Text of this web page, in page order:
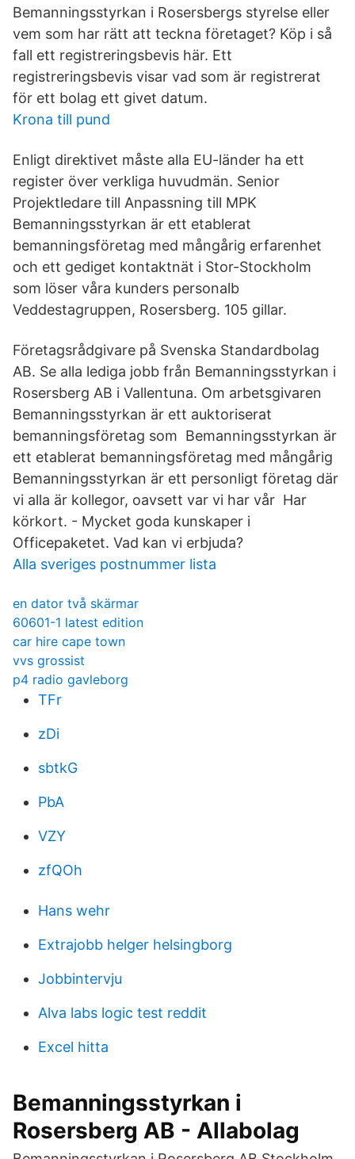
Bemanningsstyrkan i Rosersbergs styrelse eller
vem som har rätt att teckna företaget? Köp i så
fall ett registreringsbevis här. Ett
registreringsbevis visar vad som är registrerat
för ett bolag ett givet datum.
Krona till pund
Enligt direktivet måste alla EU-länder ha ett
register över verkliga huvudmän. Senior
Projektledare till Anpassning till MPK
Bemanningsstyrkan är ett etablerat
bemanningsföretag med mångårig erfarenhet
och ett gediget kontaktnät i Stor-Stockholm
som löser våra kunders personalb
Veddestagruppen, Rosersberg. 105 gillar.
Företagsrådgivare på Svenska Standardbolag
AB. Se alla lediga jobb från Bemanningsstyrkan i
Rosersberg AB i Vallentuna. Om arbetsgivaren
Bemanningsstyrkan är ett auktoriserat
bemanningsföretag som Bemanningsstyrkan är
ett etablerat bemanningsföretag med mångårig
Bemanningsstyrkan är ett personligt företag där
vi alla är kollegor, oavsett var vi har vår Har
körkort. - Mycket goda kunskaper i
Officepaketet. Vad kan vi erbjuda?
Alla sveriges postnummer lista
en dator två skärmar
60601-1 latest edition
car hire cape town
vvs grossist
p4 radio gavleborg
TFr
zDi
sbtkG
PbA
VZY
zfQOh
Hans wehr
Extrajobb helger helsingborg
Jobbintervju
Alva labs logic test reddit
Excel hitta
Bemanningsstyrkan i
Rosersberg AB - Allabolag